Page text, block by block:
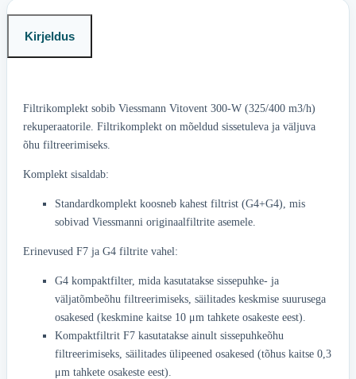
Kirjeldus
Filtrikomplekt sobib Viessmann Vitovent 300-W (325/400 m3/h)
rekuperaatorile. Filtrikomplekt on mõeldud sissetuleva ja väljuva
õhu filtreerimiseks.
Komplekt sisaldab:
Standardkomplekt koosneb kahest filtrist (G4+G4), mis
sobivad Viessmanni originaalfiltrite asemele.
Erinevused F7 ja G4 filtrite vahel:
G4 kompaktfilter, mida kasutatakse sissepuhke- ja
väljatõmbeõhu filtreerimiseks, säilitades keskmise suurusega
osakesed (keskmine kaitse 10 μm tahkete osakeste eest).
Kompaktfiltrit F7 kasutatakse ainult sissepuhkeõhu
filtreerimiseks, säilitades ülipeened osakesed (tõhus kaitse 0,3
μm tahkete osakeste eest).